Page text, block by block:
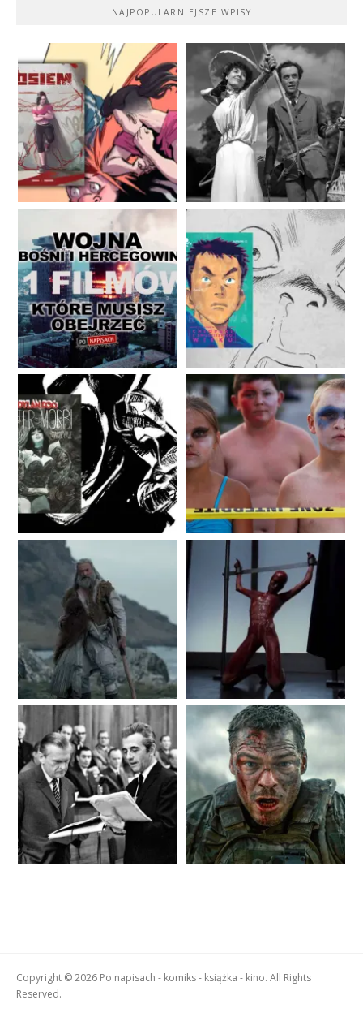
NAJPOPULARNIEJSZE WPISY
Copyright © 2026 Po napisach - komiks - książka - kino. All Rights
Reserved.